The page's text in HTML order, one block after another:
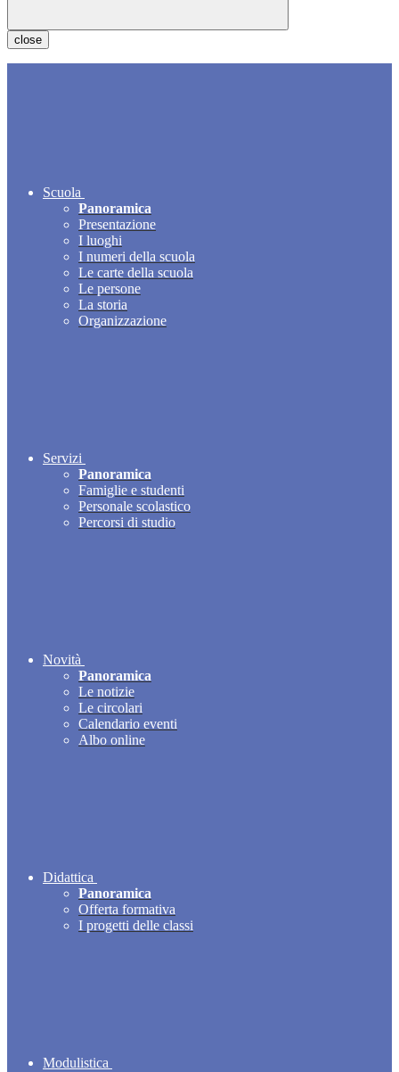
close
Scuola
Panoramica
Presentazione
I luoghi
I numeri della scuola
Le carte della scuola
Le persone
La storia
Organizzazione
Servizi
Panoramica
Famiglie e studenti
Personale scolastico
Percorsi di studio
Novità
Panoramica
Le notizie
Le circolari
Calendario eventi
Albo online
Didattica
Panoramica
Offerta formativa
I progetti delle classi
Modulistica